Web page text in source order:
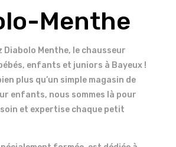
Menthe
Diabolo Menthe, le chausseur
enfants et juniors à Bayeux !
plus qu’un simple magasin de
enfants, nous sommes là pour
et expertise chaque petit